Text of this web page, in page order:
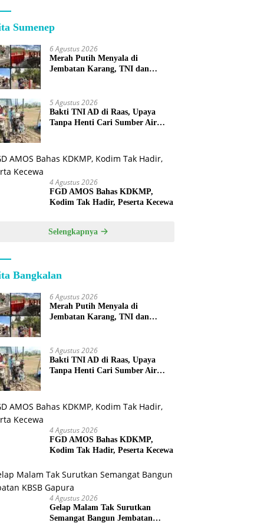
Sumenep
6 Agustus 2026
Merah Putih Menyala di
Jembatan Karang, TNI dan
5 Agustus 2026
Bakti TNI AD di Raas, Upaya
Tanpa Henti Cari Sumber Air
4 Agustus 2026
FGD AMOS Bahas KDKMP,
Kodim Tak Hadir, Peserta Kecewa
Selengkapnya
Bangkalan
6 Agustus 2026
Merah Putih Menyala di
Jembatan Karang, TNI dan
5 Agustus 2026
Bakti TNI AD di Raas, Upaya
Tanpa Henti Cari Sumber Air
4 Agustus 2026
FGD AMOS Bahas KDKMP,
Kodim Tak Hadir, Peserta Kecewa
4 Agustus 2026
Gelap Malam Tak Surutkan
Semangat Bangun Jembatan